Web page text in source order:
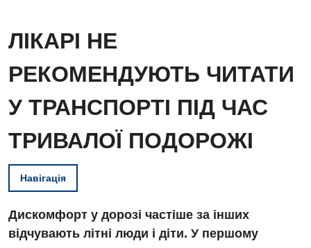
ЛІКАРІ НЕ
РЕКОМЕНДУЮТЬ ЧИТАТИ
У ТРАНСПОРТІ ПІД ЧАС
ТРИВАЛОЇ ПОДОРОЖІ
Навігація
Дискомфорт у дорозі частіше за інших
відчувають літні люди і діти. У першому